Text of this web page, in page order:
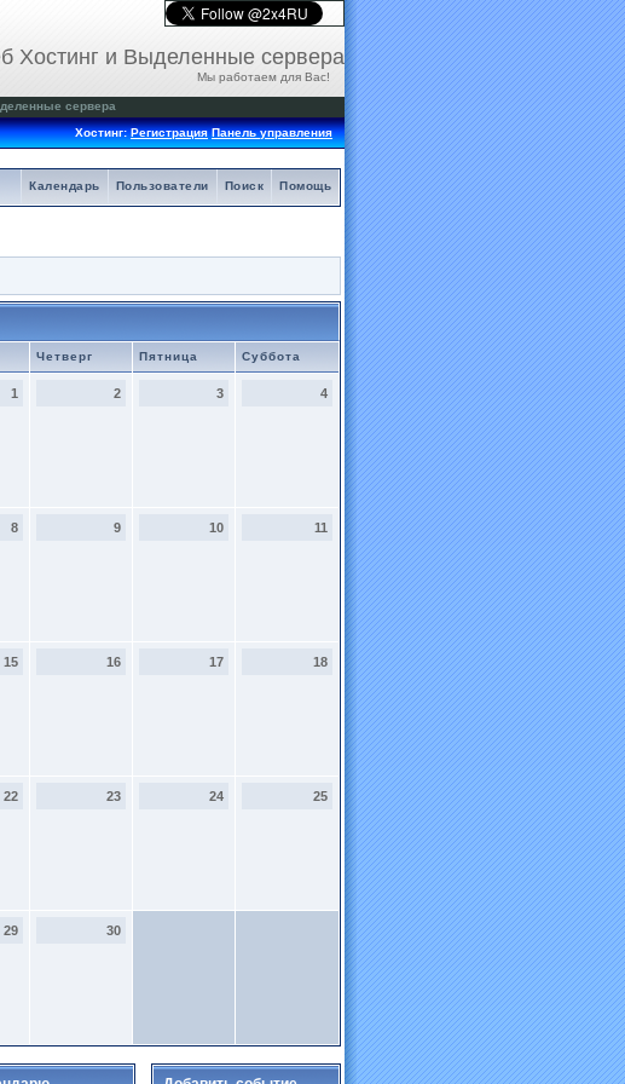
Хостинг и Выделенные сервера
Мы работаем для Вас!
сервера
Хостинг:Регистрация Панель управления
Помощь
Поиск
Пользователи
Календарь
Четверг Пятница Суббота
1 2 3 4
8 9 10 11
15 16 17 18
22 23 24 25
29 30